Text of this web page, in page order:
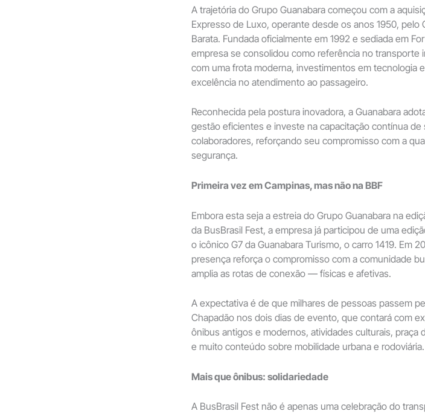
A trajetória do Grupo Guanabara começou com a
Expresso de Luxo, operante desde os anos 1950, pelo
Barata. Fundada oficialmente em 1992 e sediada em
empresa se consolidou como referência no transporte
com uma frota moderna, investimentos em tecnologia
excelência no atendimento ao passageiro.
Reconhecida pela postura inovadora, a Guanabara
gestão eficientes e investe na capacitação contínua de
colaboradores, reforçando seu compromisso com a
segurança.
Primeira vez em Campinas, mas não na BBF
Embora esta seja a estreia do Grupo Guanabara na
da BusBrasil Fest, a empresa já participou de uma
o icônico G7 da Guanabara Turismo, o carro 1419. Em
presença reforça o compromisso com a comunidade
amplia as rotas de conexão — físicas e afetivas.
A expectativa é de que milhares de pessoas passem
Chapadão nos dois dias de evento, que contará com
ônibus antigos e modernos, atividades culturais, praça
e muito conteúdo sobre mobilidade urbana e rodoviária.
Mais que ônibus: solidariedade
A BusBrasil Fest não é apenas uma celebração do